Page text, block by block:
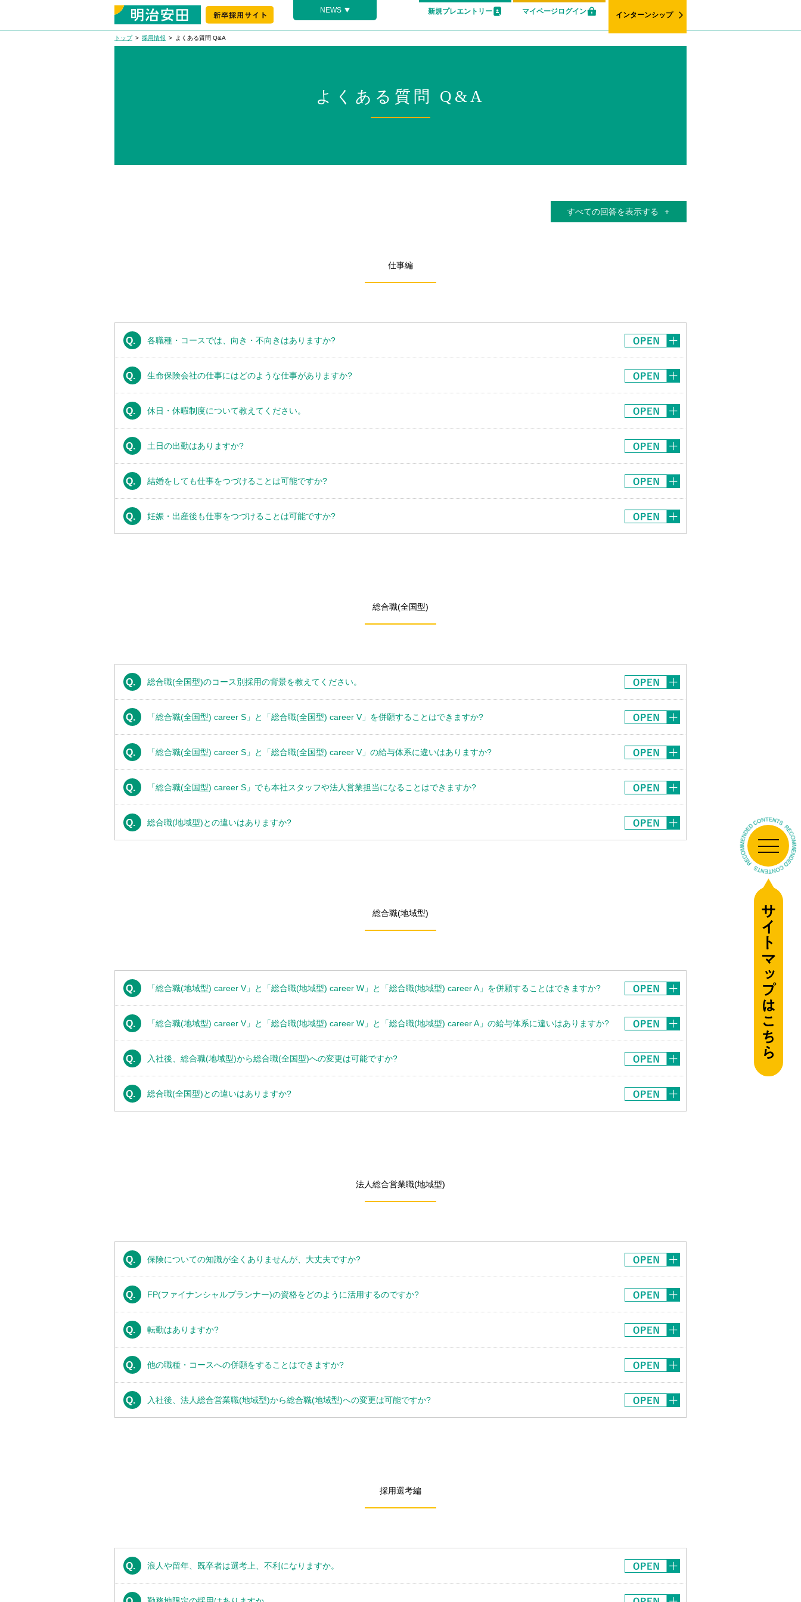
NEWS 新規プレエントリー マイページログイン インターンシップ
トップ 採用情報 よくある質問 Q&A
よくある質問 Q&A
すべての回答を表示する
仕事編
Q. 各職種・コースでは、向き・不向きはありますか?
Q. 生命保険会社の仕事にはどのような仕事がありますか?
Q. 休日・休暇制度について教えてください。
Q. 土日の出勤はありますか?
Q. 結婚をしても仕事をつづけることは可能ですか?
Q. 妊娠・出産後も仕事をつづけることは可能ですか?
総合職(全国型)
Q. 総合職(全国型)のコース別採用の背景を教えてください。
Q. 「総合職(全国型) career S」と「総合職(全国型) career V」を併願することはできますか?
Q. 「総合職(全国型) career S」と「総合職(全国型) career V」の給与体系に違いはありますか?
Q. 「総合職(全国型) career S」でも本社スタッフや法人営業担当になることはできますか?
Q. 総合職(地域型)との違いはありますか?
総合職(地域型)
Q. 「総合職(地域型) career V」と「総合職(地域型) career W」と「総合職(地域型) career A」を併願することはできますか?
Q. 「総合職(地域型) career V」と「総合職(地域型) career W」と「総合職(地域型) career A」の給与体系に違いはありますか?
Q. 入社後、総合職(地域型)から総合職(全国型)への変更は可能ですか?
Q. 総合職(全国型)との違いはありますか?
法人総合営業職(地域型)
Q. 保険についての知識が全くありませんが、大丈夫ですか?
Q. FP(ファイナンシャルプランナー)の資格をどのように活用するのですか?
Q. 転勤はありますか?
Q. 他の職種・コースへの併願をすることはできますか?
Q. 入社後、法人総合営業職(地域型)から総合職(地域型)への変更は可能ですか?
採用選考編
Q. 浪人や留年、既卒者は選考上、不利になりますか。